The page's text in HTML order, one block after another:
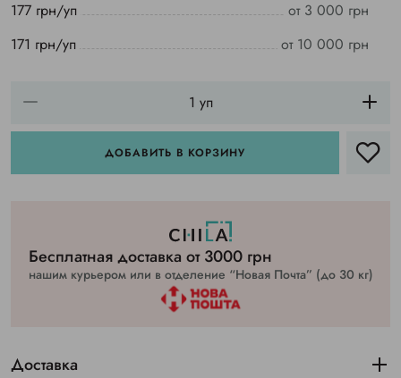
177 грн/уп
от 3 000 грн
171 грн/уп
от 10 000 грн
ДОБАВИТЬ В КОРЗИНУ
Бесплатная доставка от 3000 грн
нашим курьером или в отделение “Новая Почта” (до 30 кг)
Доставка